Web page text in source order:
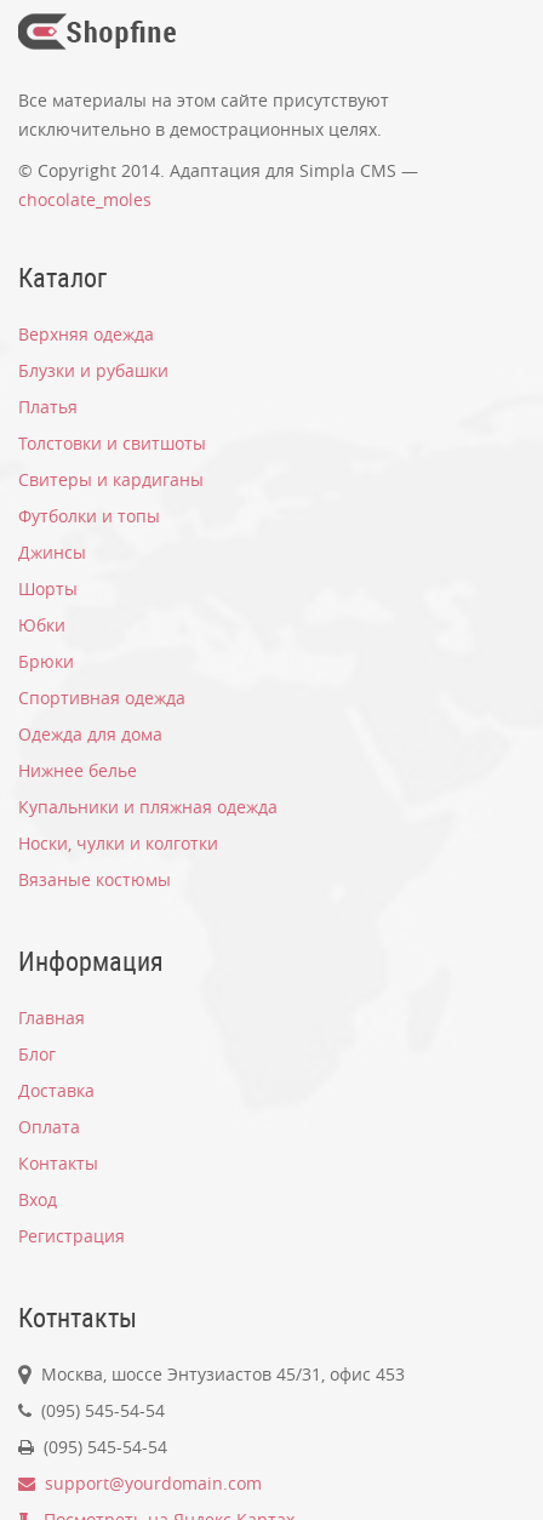
Все материалы на этом сайте присутствуют
исключительно в демострационных целях.
© Copyright 2014. Адаптация для Simpla CMS —
chocolate_moles
Каталог
Верхняя одежда
Блузки и рубашки
Платья
Толстовки и свитшоты
Свитеры и кардиганы
Футболки и топы
Джинсы
Шорты
Юбки
Брюки
Спортивная одежда
Одежда для дома
Нижнее белье
Купальники и пляжная одежда
Носки, чулки и колготки
Вязаные костюмы
Информация
Главная
Блог
Доставка
Оплата
Контакты
Вход
Регистрация
Котнтакты
Москва, шоссе Энтузиастов 45/31, офис 453
(095) 545-54-54
(095) 545-54-54
support@yourdomain.com